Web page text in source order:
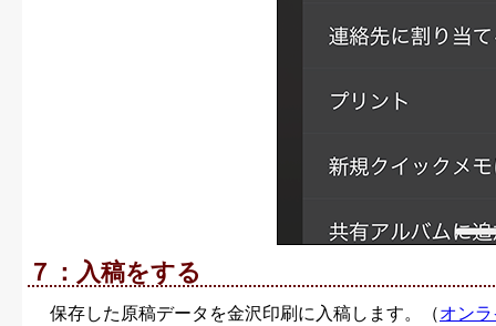
７：入稿をする
保存した原稿データを金沢印刷に入稿します。（オン